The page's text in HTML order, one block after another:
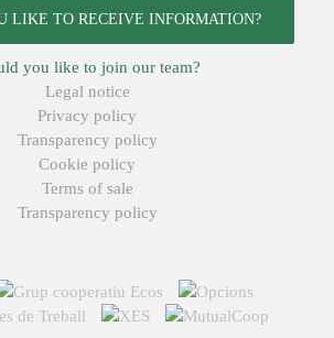
LIKE TO RECEIVE INFORMATION?
you like to join our team?
Legal notice
Privacy policy
Transparency policy
Cookie policy
Terms of sale
Transparency policy